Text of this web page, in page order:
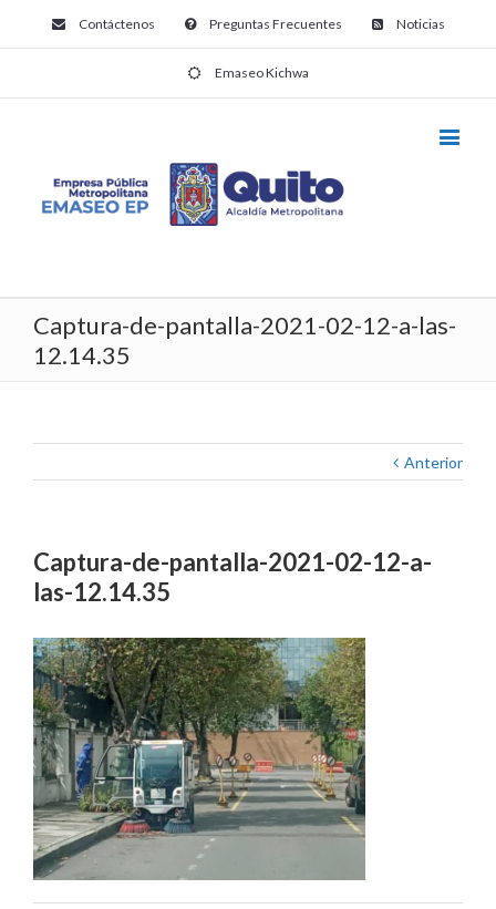
Contáctenos Preguntas Frecuentes Noticias
Emaseo Kichwa
Captura-de-pantalla-2021-02-12-a-las-
12.14.35
Anterior
Captura-de-pantalla-2021-02-12-a-
las-12.14.35